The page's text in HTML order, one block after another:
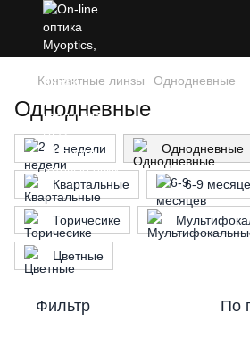
Контактные линзы Однодневные
Однодневные
2 недели Однодневные
Квартальные 6-9
Торичесике
Цветные
Фильтр По